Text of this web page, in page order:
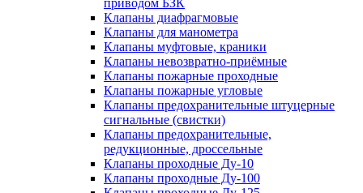
Клапаны диафрагмовые
Клапаны для манометра
Клапаны муфтовые, краники
Клапаны невозвратно-приёмные
Клапаны пожарные проходные
Клапаны пожарные угловые
Клапаны предохранительные штуцерные
сигнальные (свистки)
Клапаны предохранительные,
редукционные, дроссельные
Клапаны проходные Ду-10
Клапаны проходные Ду-100